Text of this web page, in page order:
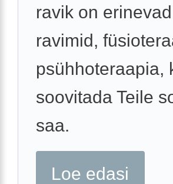
ravik on
ravimid,
psühhoteraapia,
soovitada Teile
saa.
Loe edasi